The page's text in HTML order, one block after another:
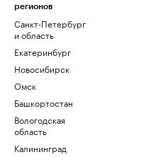
регионов
Санкт-Петербург
и область
Екатеринбург
Новосибирск
Омск
Башкортостан
Вологодская
область
Калининград